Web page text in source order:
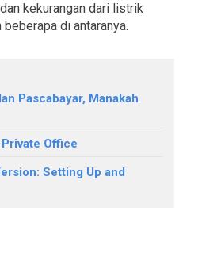
kekurangan dari listrik
di antaranya.
Pascabayar, Manakah
Office
Setting Up and